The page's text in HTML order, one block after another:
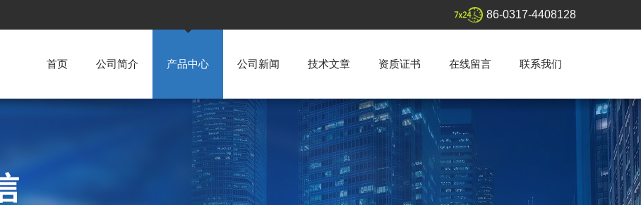
86-0317-4408128
首页 公司简介 产品中心 公司新闻 技术文章 资质证书 在线留言 联系我们